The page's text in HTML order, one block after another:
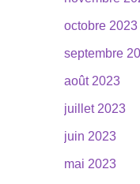
octobre 2023
septembre
août 2023
juillet 2023
juin 2023
mai 2023